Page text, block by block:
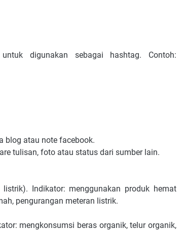
digunakan sebagai hashtag. Contoh:
blog atau note facebook.
tulisan, foto atau status dari sumber lain.
Indikator: menggunakan produk hemat
pengurangan meteran listrik.
mengkonsumsi beras organik, telur organik,